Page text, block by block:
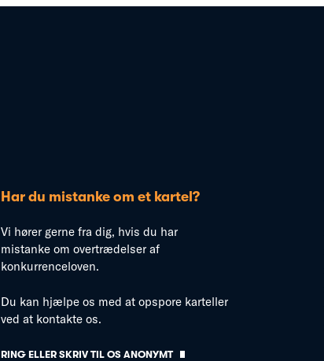
Har du mistanke om et kartel?
Vi hører gerne fra dig, hvis du har
mistanke om overtrædelser af
konkurrenceloven.
Du kan hjælpe os med at opspore karteller
ved at kontakte os.
RING ELLER SKRIV TIL OS ANONYMT